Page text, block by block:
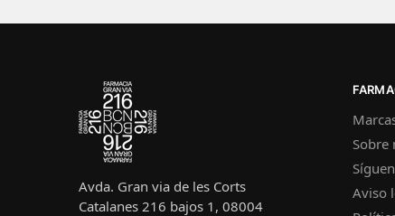
Avda. Gran via de les Corts
Catalanes 216 bajos 1, 08004
Sobre
Aviso